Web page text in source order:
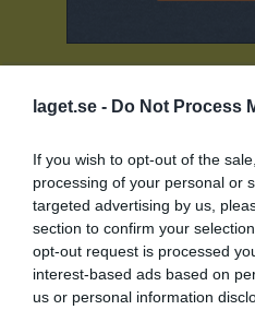
laget.se - Do Not Process
If you wish to opt-out of the
processing of your personal or
targeted advertising by us,
section to confirm your
opt-out request is processed
interest-based ads based on
us or personal information
Ingen video uppladdad
Logga in och ladda upp ert första klipp